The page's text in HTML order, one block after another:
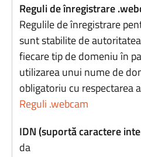
Reguli de înregistrare
Regulile de înregistrare
sunt stabilite de
fiecare tip de domeniu în
utilizarea unui nume de
obligatoriu cu respectarea
Reguli .webcam
IDN (suportă caractere
da